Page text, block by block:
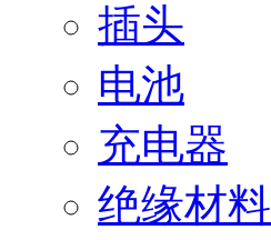
插头
电池
充电器
绝缘材料